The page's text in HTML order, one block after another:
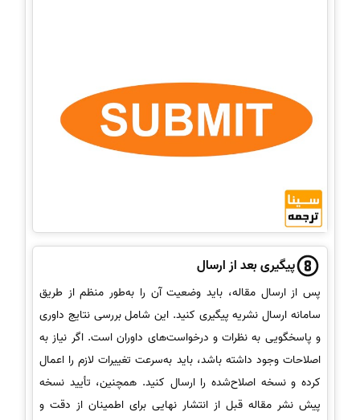
پیگیری بعد از ارسال
پس از ارسال مقاله، باید وضعیت آن را به‌طور منظم از طریق
سامانه ارسال نشریه پیگیری کنید. این شامل بررسی نتایج داوری
و پاسخگویی به نظرات و درخواست‌های داوران است. اگر نیاز به
اصلاحات وجود داشته باشد، باید به‌سرعت تغییرات لازم را اعمال
کرده و نسخه اصلاح‌شده را ارسال کنید. همچنین، تأیید نسخه
پیش نشر مقاله قبل از انتشار نهایی برای اطمینان از دقت و